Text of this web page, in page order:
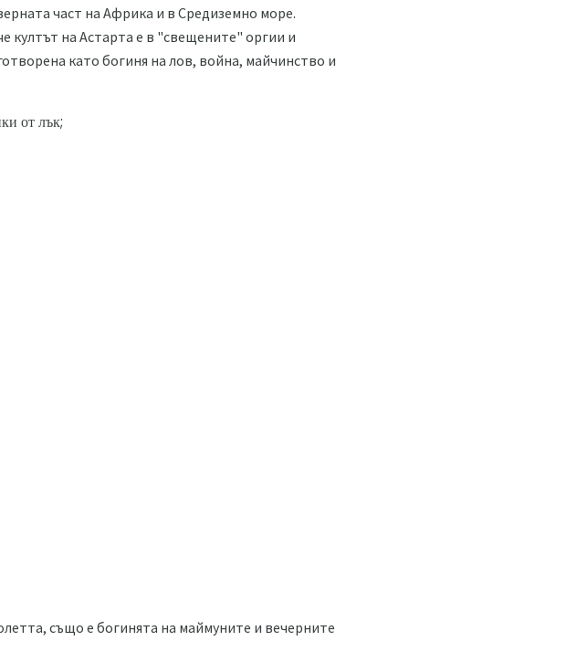
част на Африка и в Средиземно море.
култът на Астарта е в "свещените" оргии и
като богиня на лов, война, майчинство и
от лък;
също е богинята на маймуните и вечерните